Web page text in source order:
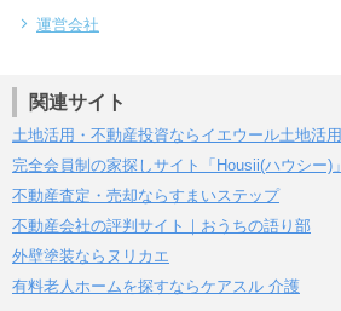
運営会社
関連サイト
土地活用・不動産投資ならイエウール土地活用
完全会員制の家探しサイト「Housii(ハウシー)」
不動産査定・売却ならすまいステップ
不動産会社の評判サイト｜おうちの語り部
外壁塗装ならヌリカエ
有料老人ホームを探すならケアスル 介護